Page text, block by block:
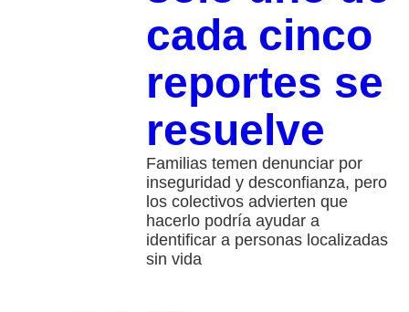
cada cinco
reportes se
resuelve
Familias temen denunciar por
inseguridad y desconfianza, pero
los colectivos advierten que
hacerlo podría ayudar a
identificar a personas localizadas
sin vida